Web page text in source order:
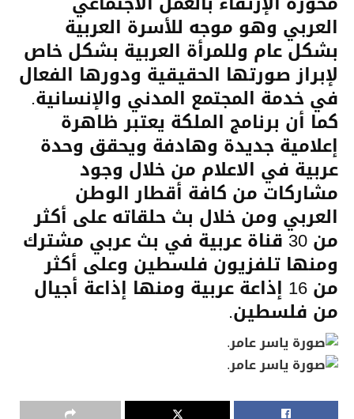
العربي وهو موجه للأسرة العربية
بشكل عام وللمرأة العربية بشكل خاص
لإبراز صورتها الحقيقية ودورها الفعال
في خدمة المجتمع المدني والإنسانية.
كما أن برنامج الملكة يعتبر ظاهرة
إعلامية جديدة وهادفة ويحقق وحدة
عربية في الاعلام من خلال وجود
مشاركات من كافة أقطار الوطن
العربي ومن خلال بث حلقاته على أكثر
من 30 قناة عربية في بث عربي مشترك
ومنها تلفزيون فلسطين وعلى أكثر
من 16 إذاعة عربية ومنها إذاعة أجيال
من فلسطين.